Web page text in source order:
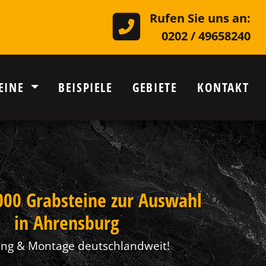
Rufen Sie uns an:
0202 / 49658240
BEISPIELE GEBIETE KONTAKT